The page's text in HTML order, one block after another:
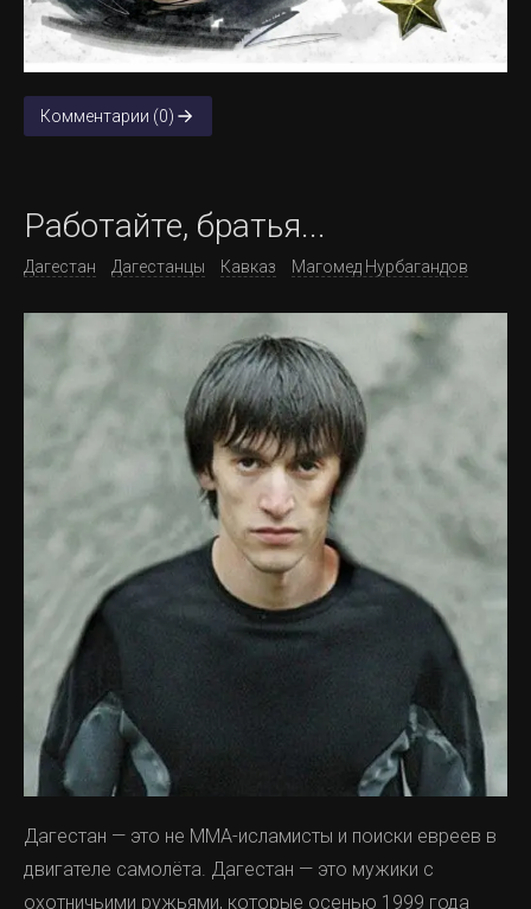
Комментарии (0)
Работайте, братья...
Дагестан Дагестанцы Кавказ Магомед Нурбагандов
Дагестан — это не ММА-исламисты и поиски евреев в
двигателе самолёта. Дагестан — это мужики с
охотничьими ружьями, которые осенью 1999 года